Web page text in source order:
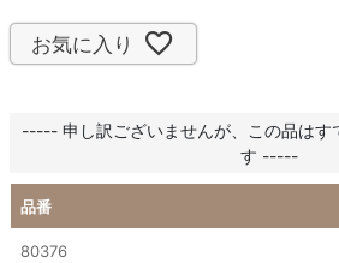
お気に入り
----- 申し訳ございませんが、この品はす
す -----
品番
80376